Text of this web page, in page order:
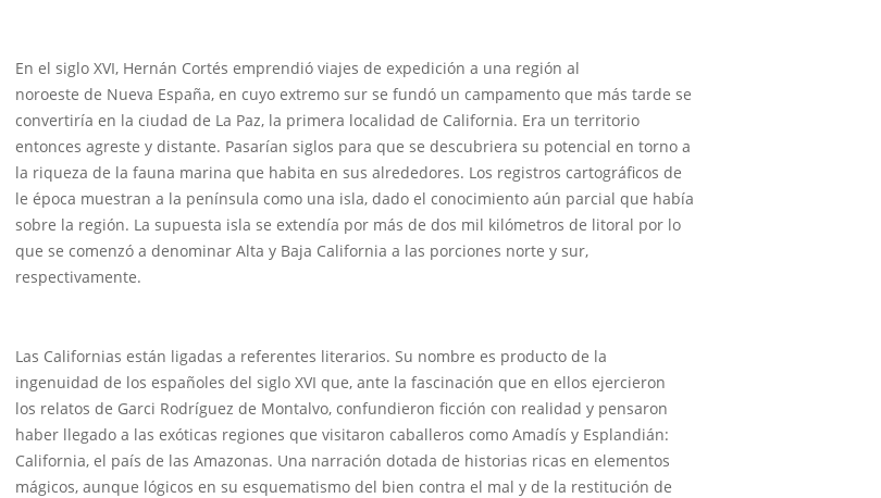
En el siglo XVI, Hernán Cortés emprendió viajes de expedición a una región al
noroeste de Nueva España, en cuyo extremo sur se fundó un campamento que más tarde se
convertiría en la ciudad de La Paz, la primera localidad de California. Era un territorio
entonces agreste y distante. Pasarían siglos para que se descubriera su potencial en torno a
la riqueza de la fauna marina que habita en sus alrededores. Los registros cartográficos de
le época muestran a la península como una isla, dado el conocimiento aún parcial que había
sobre la región. La supuesta isla se extendía por más de dos mil kilómetros de litoral por lo
que se comenzó a denominar Alta y Baja California a las porciones norte y sur,
respectivamente.
Las Californias están ligadas a referentes literarios. Su nombre es producto de la
ingenuidad de los españoles del siglo XVI que, ante la fascinación que en ellos ejercieron
los relatos de Garci Rodríguez de Montalvo, confundieron ficción con realidad y pensaron
haber llegado a las exóticas regiones que visitaron caballeros como Amadís y Esplandián:
California, el país de las Amazonas. Una narración dotada de historias ricas en elementos
mágicos, aunque lógicos en su esquematismo del bien contra el mal y de la restitución de